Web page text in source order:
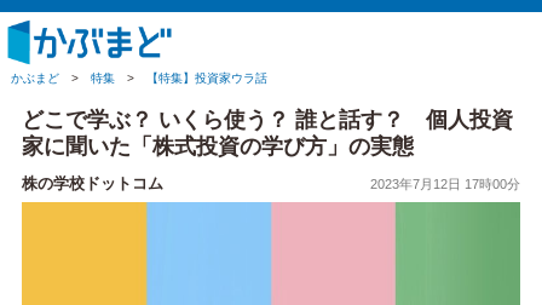
かぶまど > 特集 > 【特集】投資家ウラ話
どこで学ぶ？ いくら使う？ 誰と話す？ 個人投資
家に聞いた「株式投資の学び方」の実態
株の学校ドットコム 2023年7月12日 17時00分